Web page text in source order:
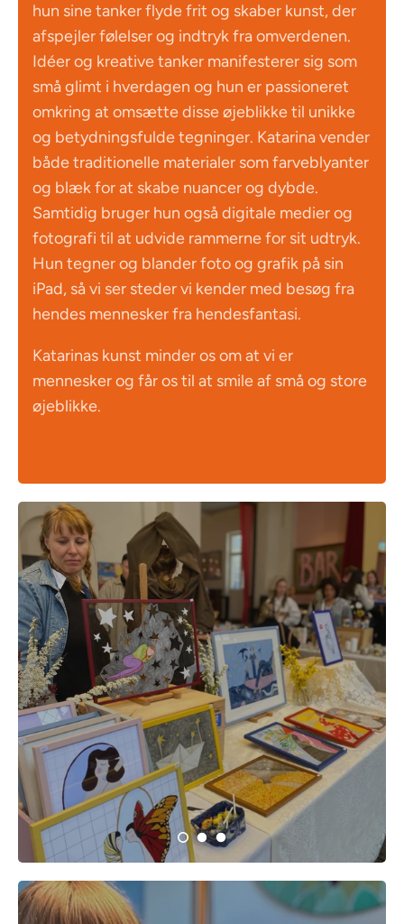
hun sine tanker flyde frit og skaber kunst, der
afspejler følelser og indtryk fra omverdenen.
Idéer og kreative tanker manifesterer sig som
små glimt i hverdagen og hun er passioneret
omkring at omsætte disse øjeblikke til unikke
og betydningsfulde tegninger. Katarina vender
både traditionelle materialer som farveblyanter
og blæk for at skabe nuancer og dybde.
Samtidig bruger hun også digitale medier og
fotografi til at udvide rammerne for sit udtryk.
Hun tegner og blander foto og grafik på sin
iPad, så vi ser steder vi kender med besøg fra
hendes mennesker fra hendesfantasi.
Katarinas kunst minder os om at vi er
mennesker og får os til at smile af små og store
øjeblikke.